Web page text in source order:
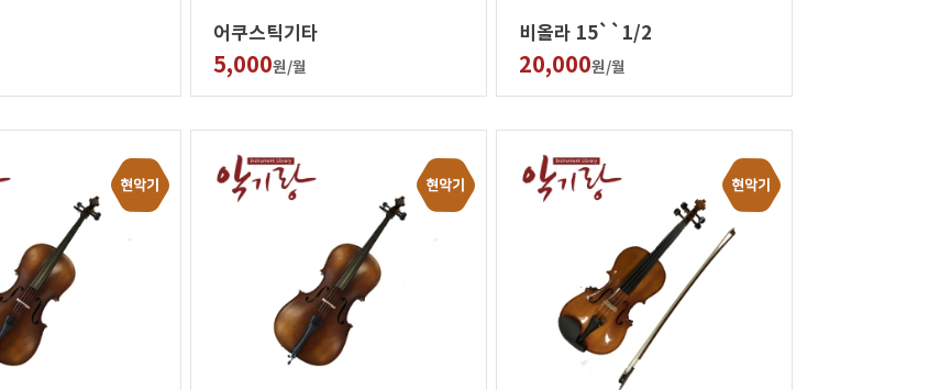
어쿠스틱기타
5,000원/월
비올라 15``1/2
20,000원/월